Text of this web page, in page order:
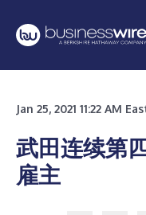
Jan 25, 2021 11:22 AM
武田连续第
雇主